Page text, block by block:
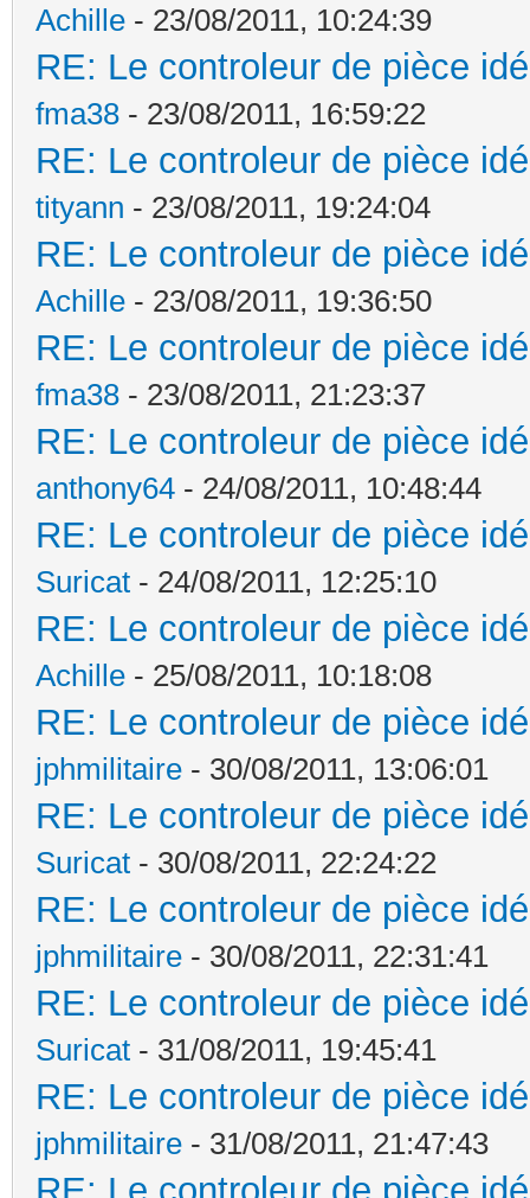
Achille - 23/08/2011, 10:24:39
RE: Le controleur de pièce
fma38 - 23/08/2011, 16:59:22
RE: Le controleur de pièce
tityann - 23/08/2011, 19:24:04
RE: Le controleur de pièce
Achille - 23/08/2011, 19:36:50
RE: Le controleur de pièce
fma38 - 23/08/2011, 21:23:37
RE: Le controleur de pièce
anthony64 - 24/08/2011, 10:48:44
RE: Le controleur de pièce
Suricat - 24/08/2011, 12:25:10
RE: Le controleur de pièce
Achille - 25/08/2011, 10:18:08
RE: Le controleur de pièce
jphmilitaire - 30/08/2011, 13:06:01
RE: Le controleur de pièce
Suricat - 30/08/2011, 22:24:22
RE: Le controleur de pièce
jphmilitaire - 30/08/2011, 22:31:41
RE: Le controleur de pièce
Suricat - 31/08/2011, 19:45:41
RE: Le controleur de pièce
jphmilitaire - 31/08/2011, 21:47:43